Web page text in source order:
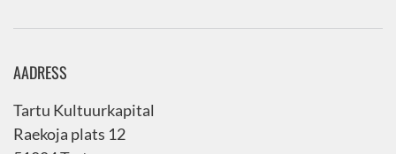
AADRESS
Tartu Kultuurkapital
Raekoja plats 12